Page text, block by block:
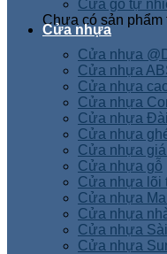
Chưa có sản phẩm
Cửa gỗ tự
Cửa nhựa
Cửa nhựa
Cửa nhựa
Cửa nhựa
Cửa nhựa
Cửa nhựa
Cửa nhựa
Cửa nhựa giá
Cửa nhựa gỗ
Cửa nhựa lõi
Cửa nhựa
Cửa nhựa
Cửa nhựa
Cửa nhựa